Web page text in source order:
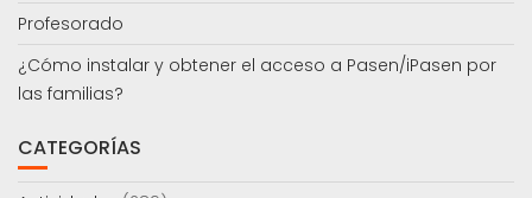
Profesorado
¿Cómo instalar y obtener el acceso a Pasen/iPasen por
las familias?
CATEGORÍAS